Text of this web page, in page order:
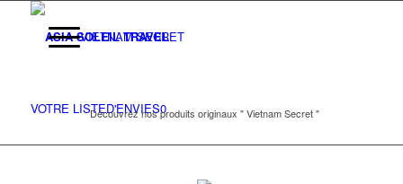
VIETNAM SECRET
Découvrez nos produits originaux " Vietnam Secret "
VOTRE LISTED'ENVIES0